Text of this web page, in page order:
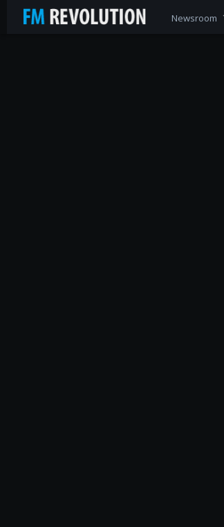
Newsroom